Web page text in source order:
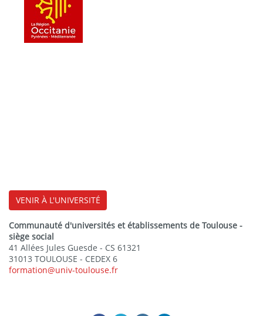
VENIR À L'UNIVERSITÉ
Communauté d'universités et établissements de Toulouse -
siège social
41 Allées Jules Guesde - CS 61321
31013 TOULOUSE - CEDEX 6
formation@univ-toulouse.fr